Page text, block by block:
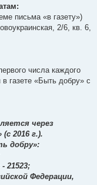
письма «в газету»)
2/6, кв. 6,
числа каждого
газете «Быть добру» c
через
2016 г.).
добру»:
21523;
Федерации,